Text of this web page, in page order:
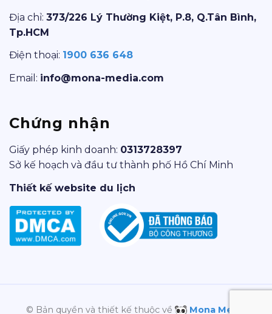
Địa chỉ: 373/226 Lý Thường Kiệt, P.8, Q.Tân Bình,
Tp.HCM
Điện thoại: 1900 636 648
Email: info@mona-media.com
Chứng nhận
Giấy phép kinh doanh: 0313728397
Sở kế hoạch và đầu tư thành phố Hồ Chí Minh
Thiết kế website du lịch
© Bản quyền và thiết kế thuộc về Mona Media